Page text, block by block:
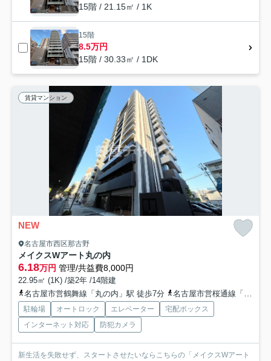
15階 / 21.15㎡ / 1K
15階
8.5万円
15階 / 30.33㎡ / 1DK
賃貸マンション
NEW
名古屋市西区那古野
メイクスWアート丸の内
6.18万円 管理/共益費8,000円
22.95㎡ (1K) /築2年 /14階建
名古屋市営鶴舞線「丸の内」駅 徒歩7分
名古屋市営桜通線「国際センター」駅 徒歩10分
駐輪場 オートロック エレベーター
宅配ボックス
インターネット対応
防犯カメラ
新生活を失敗せず、スタートさせたいならこちらの「メイクスWアート